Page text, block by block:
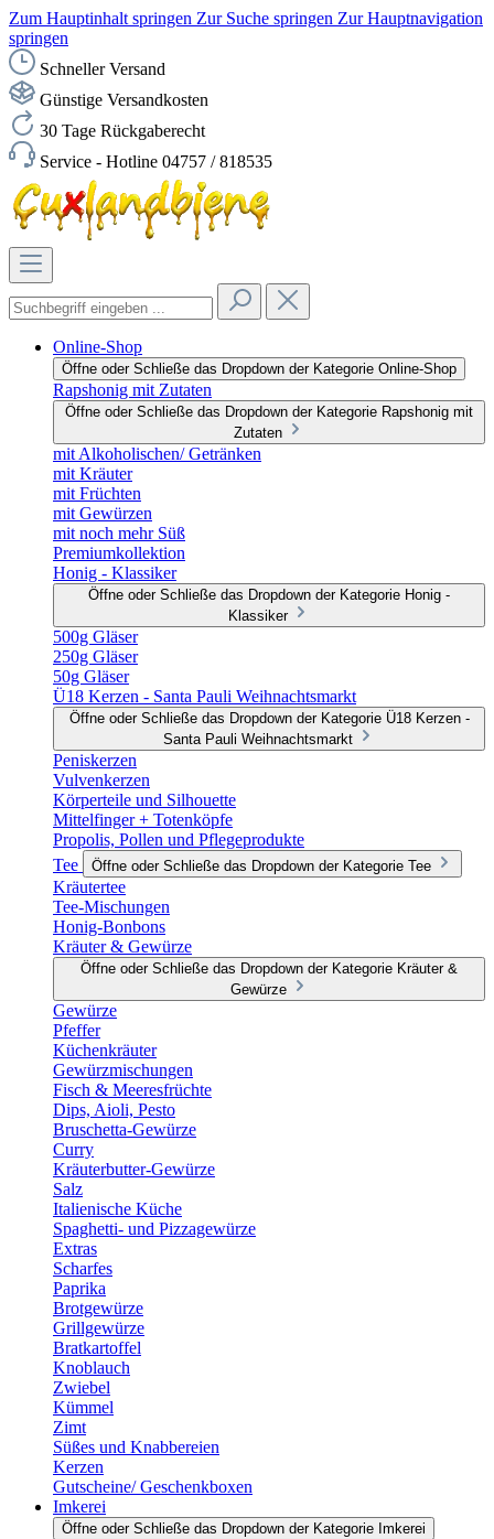
Zum Hauptinhalt springen Zur Suche springen Zur Hauptnavigation
springen
Schneller Versand
Günstige Versandkosten
30 Tage Rückgaberecht
Service - Hotline 04757 / 818535
Online-Shop
Öffne oder Schließe das Dropdown der Kategorie Online-Shop
Rapshonig mit Zutaten
Öffne oder Schließe das Dropdown der Kategorie Rapshonig mit
Zutaten
mit Alkoholischen/ Getränken
mit Kräuter
mit Früchten
mit Gewürzen
mit noch mehr Süß
Premiumkollektion
Honig - Klassiker
Öffne oder Schließe das Dropdown der Kategorie Honig -
Klassiker
500g Gläser
250g Gläser
50g Gläser
Ü18 Kerzen - Santa Pauli Weihnachtsmarkt
Öffne oder Schließe das Dropdown der Kategorie Ü18 Kerzen -
Santa Pauli Weihnachtsmarkt
Peniskerzen
Vulvenkerzen
Körperteile und Silhouette
Mittelfinger + Totenköpfe
Propolis, Pollen und Pflegeprodukte
Tee
Öffne oder Schließe das Dropdown der Kategorie Tee
Kräutertee
Tee-Mischungen
Honig-Bonbons
Kräuter & Gewürze
Öffne oder Schließe das Dropdown der Kategorie Kräuter &
Gewürze
Gewürze
Pfeffer
Küchenkräuter
Gewürzmischungen
Fisch & Meeresfrüchte
Dips, Aioli, Pesto
Bruschetta-Gewürze
Curry
Kräuterbutter-Gewürze
Salz
Italienische Küche
Spaghetti- und Pizzagewürze
Extras
Scharfes
Paprika
Brotgewürze
Grillgewürze
Bratkartoffel
Knoblauch
Zwiebel
Kümmel
Zimt
Süßes und Knabbereien
Kerzen
Gutscheine/ Geschenkboxen
Imkerei
Öffne oder Schließe das Dropdown der Kategorie Imkerei